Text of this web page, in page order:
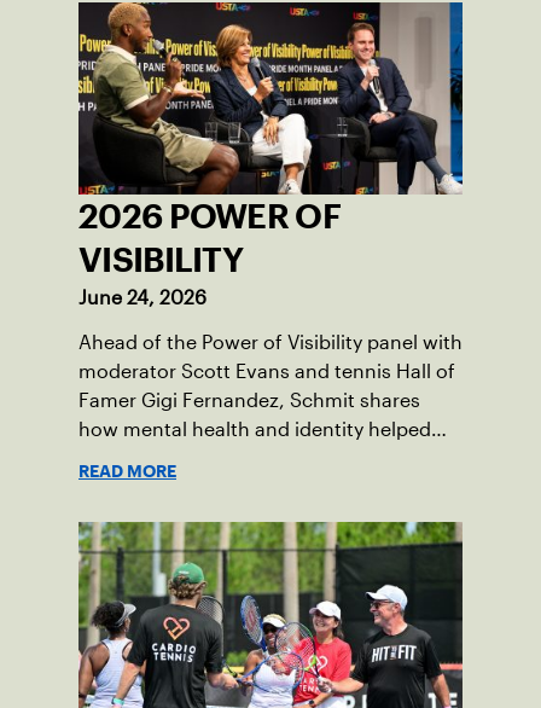
2026 POWER OF
VISIBILITY
June 24, 2026
Ahead of the Power of Visibility panel with
moderator Scott Evans and tennis Hall of
Famer Gigi Fernandez, Schmit shares
how mental health and identity helped
READ MORE